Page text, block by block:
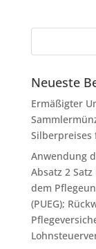
Neueste
Ermäßigter
Silberpreises
Anwendung
Absatz 2
dem
(PUEG);